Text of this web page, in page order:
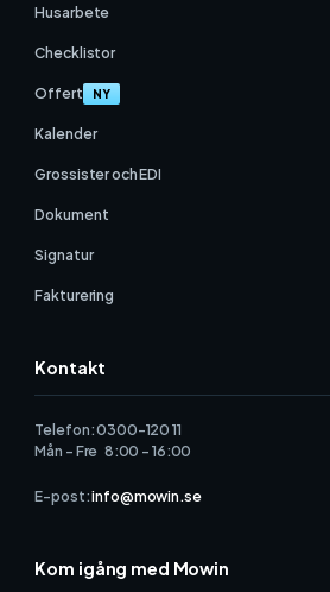
Husarbete
Checklistor
Offert NY
Kalender
Grossister och EDI
Dokument
Signatur
Fakturering
Kontakt
Telefon: 0300-120 11
Mån - Fre 8:00 - 16:00
E-post:info@mowin.se
Kom igång med Mowin